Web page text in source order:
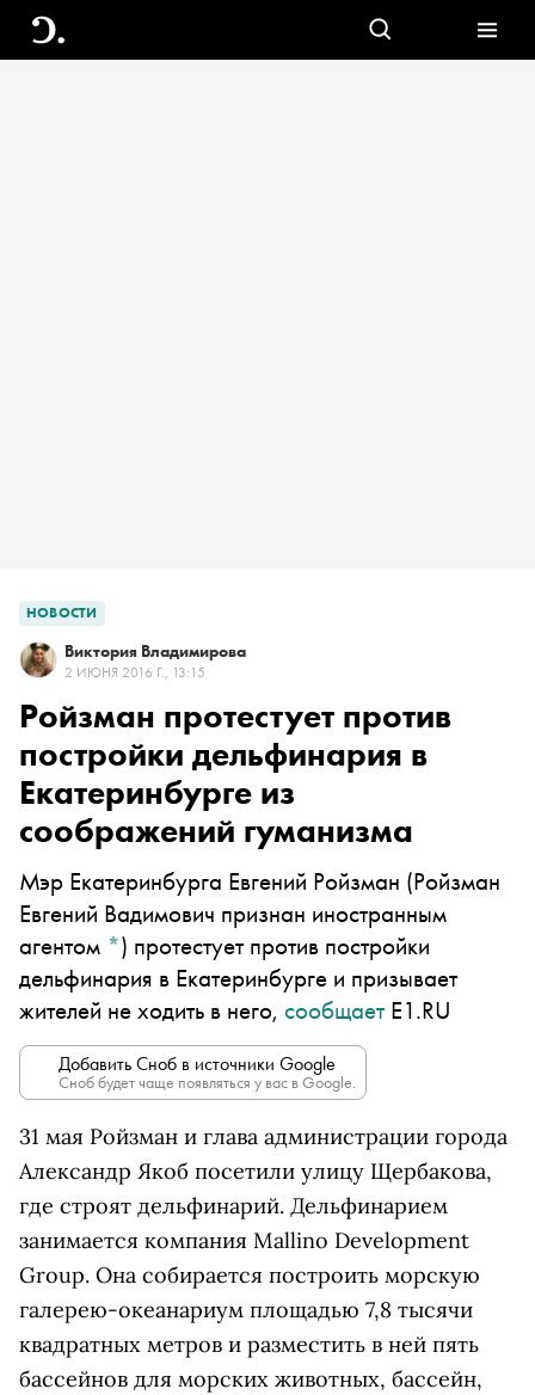
НОВОСТИ
Виктория Владимирова
2 ИЮНЯ 2016 Г., 13:15
Ройзман протестует против
постройки дельфинария в
Екатеринбурге из
соображений гуманизма
Мэр Екатеринбурга Евгений Ройзман (Ройзман
Евгений Вадимович признан иностранным
агентом *) протестует против постройки
дельфинария в Екатеринбурге и призывает
жителей не ходить в него, сообщаетE1.RU
Добавить Сноб в источники Google
Сноб будет чаще появляться у вас в Google.
31 мая Ройзман и глава администрации города
Александр Якоб посетили улицу Щербакова,
где строят дельфинарий. Дельфинарием
занимается компания Mallino Development
Group. Она собирается построить морскую
галерею-океанариум площадью 7,8 тысячи
квадратных метров и разместить в ней пять
бассейнов для морских животных, бассейн,